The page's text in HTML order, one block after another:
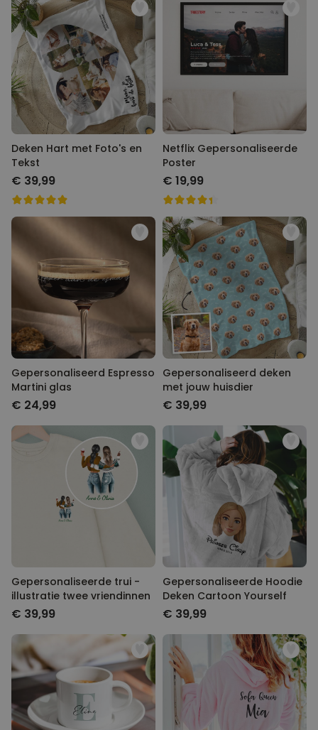
Deken Hart met Foto's en
Tekst
€ 39,99
Netflix Gepersonaliseerde
Poster
€ 19,99
Gepersonaliseerd Espresso
Martini glas
€ 24,99
Gepersonaliseerd deken
met jouw huisdier
€ 39,99
Gepersonaliseerde trui -
illustratie twee vriendinnen
€ 39,99
Gepersonaliseerde Hoodie
Deken Cartoon Yourself
€ 39,99